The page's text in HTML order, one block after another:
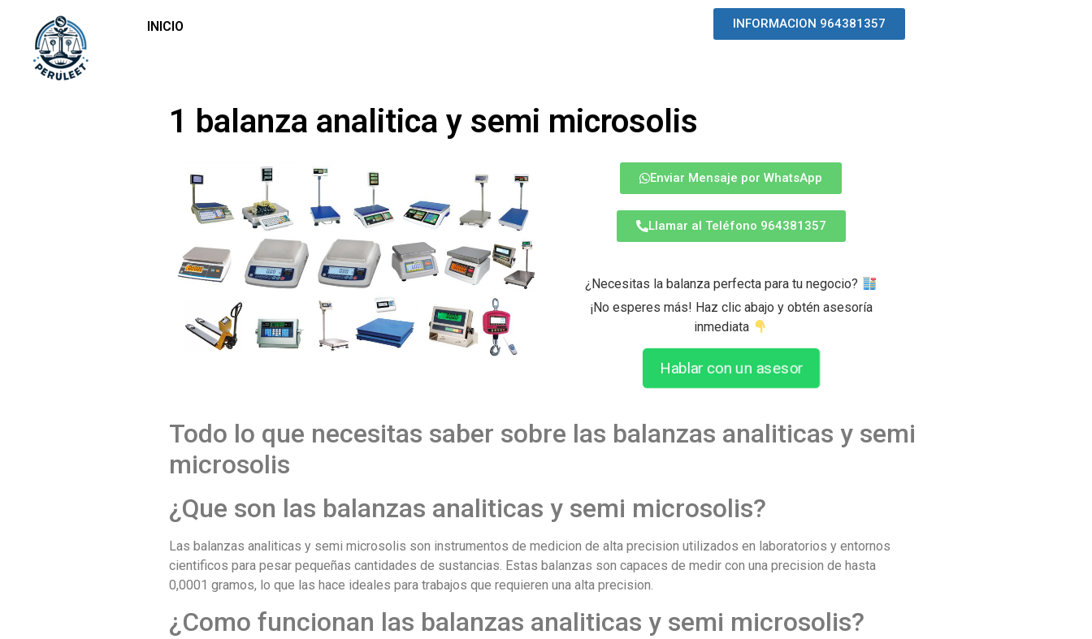
INICIO INFORMACION 964381357
1 balanza analitica y semi microsolis
Enviar Mensaje por WhatsApp
Llamar al Teléfono 964381357
¿Necesitas la balanza perfecta para tu negocio?
¡No esperes más! Haz clic abajo y obtén asesoría
inmediata
Hablar con un asesor
Todo lo que necesitas saber sobre las balanzas analiticas y semi
microsolis
¿Que son las balanzas analiticas y semi microsolis?
Las balanzas analiticas y semi microsolis son instrumentos de medicion de alta precision utilizados en laboratorios y entornos
cientificos para pesar pequeñas cantidades de sustancias. Estas balanzas son capaces de medir con una precision de hasta
0,0001 gramos, lo que las hace ideales para trabajos que requieren una alta precision.
¿Como funcionan las balanzas analiticas y semi microsolis?